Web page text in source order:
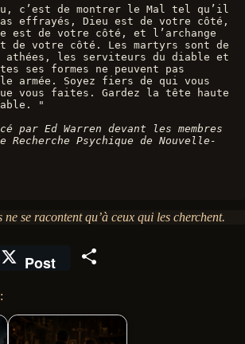
c’est de montrer le Mal tel qu’il
effrayés, Dieu est de votre côté,
est de votre côté, et l’archange
de votre côté. Les martyrs sont de
athées, les serviteurs du diable et
ses formes ne peuvent pas
armée. Soyez fiers de qui vous
vous faites. Gardez la tête haute
"
par Ed Warren devant les membres
Recherche Psychique de Nouvelle-
ne se racontent qu’à ceux qui les cherchent.
Post
ag
er